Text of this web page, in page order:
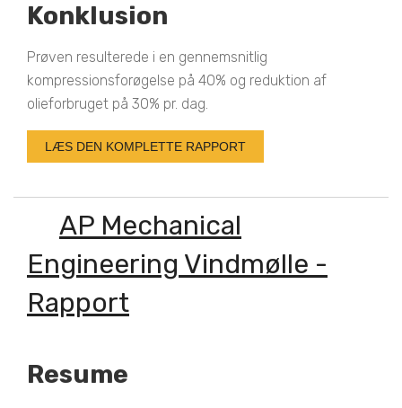
Konklusion
Prøven resulterede i en gennemsnitlig
kompressionsforøgelse på 40% og reduktion af
olieforbruget på 30% pr. dag.
LÆS DEN KOMPLETTE RAPPORT
AP Mechanical
Engineering Vindmølle -
Rapport
Resume